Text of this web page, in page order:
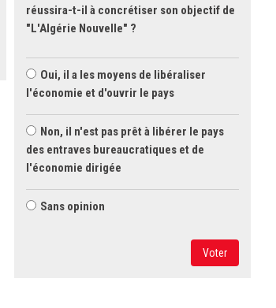
réussira-t-il à concrétiser son objectif de
"L'Algérie Nouvelle" ?
Oui, il a les moyens de libéraliser
l'économie et d'ouvrir le pays
Non, il n'est pas prêt à libérer le pays
des entraves bureaucratiques et de
l'économie dirigée
Sans opinion
Voter